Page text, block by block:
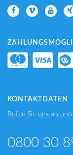
KONTAKTDATEN
Rufen Sie uns an
0800 30